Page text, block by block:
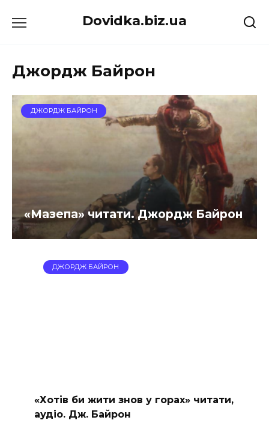
до
Dovidka.biz.ua
Джордж Байрон
ДЖОРДЖ БАЙРОН
«Мазепа» читати. Джордж Байрон
ДЖОРДЖ БАЙРОН
«Хотів би жити знов у горах» читати,
аудіо. Дж. Байрон